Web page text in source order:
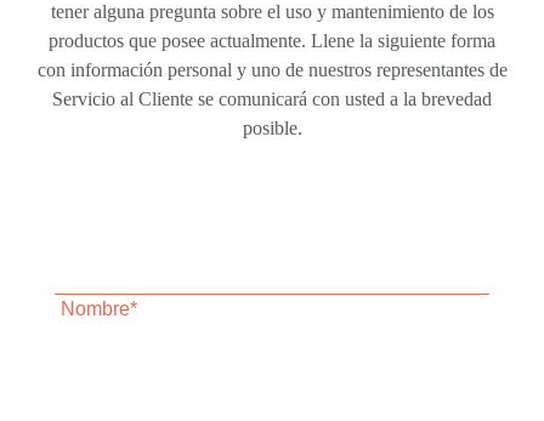
tener alguna pregunta sobre el uso y mantenimiento de los
productos que posee actualmente. Llene la siguiente forma
con información personal y uno de nuestros representantes de
Servicio al Cliente se comunicará con usted a la brevedad
posible.
Nombre*